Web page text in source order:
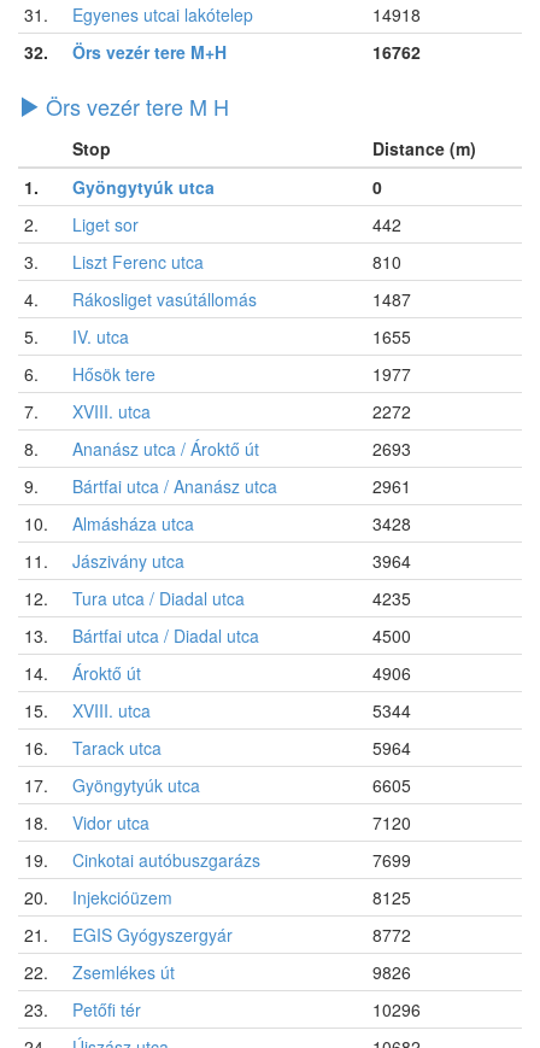
31.
Egyenes utcai lakótelep
14918
32.
Örs vezér tere M+H 16762
Örs vezér tere M H
Stop
Distance (m)
1.
Gyöngytyúk utca
0
2.
Liget sor
442
3.
Liszt Ferenc utca
810
4.
Rákosliget vasútállomás
1487
5.
IV. utca
1655
6.
Hősök tere
1977
7.
XVIII. utca
2272
8.
Ananász utca / Ároktő út
2693
9.
Bártfai utca / Ananász utca
2961
10.
Almásháza utca
3428
11.
Jászivány utca
3964
12.
Tura utca / Diadal utca
4235
13.
Bártfai utca / Diadal utca
4500
14.
Ároktő út
4906
15.
XVIII. utca
5344
16.
Tarack utca
5964
17.
Gyöngytyúk utca
6605
18.
Vidor utca
7120
19.
Cinkotai autóbuszgarázs
7699
20.
Injekcióüzem
8125
21.
EGIS Gyógyszergyár
8772
22.
Zsemlékes út
9826
23.
Petőfi tér
10296